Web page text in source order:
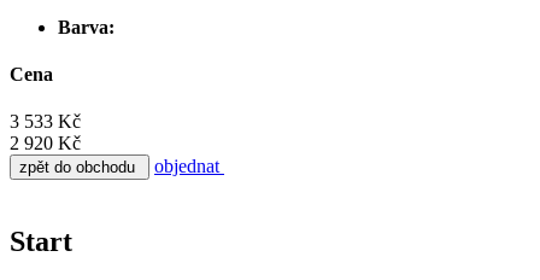
Barva:
Cena
3 533 Kč
2 920 Kč
zpět do obchodu objednat
Start